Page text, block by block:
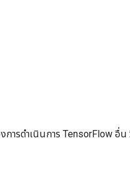
ารดำเนินการ TensorFlow อื่น